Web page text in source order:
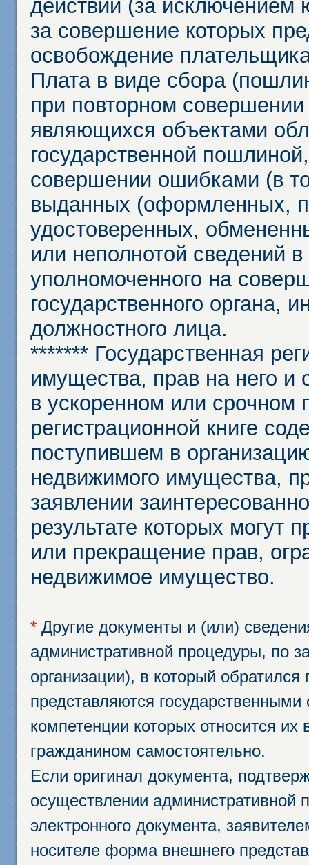
действий (за исключением
за совершение которых
освобождение
Плата в виде сбора
при повторном
являющихся объектами
государственной
совершении ошибками (в
выданных (оформленных,
удостоверенных,
или неполнотой сведений
уполномоченного на
государственного органа,
должностного лица.
******* Государственная
имущества, прав на него и
в ускоренном или срочном
регистрационной книге
поступившем в
недвижимого имущества,
заявлении
результате которых могут
или прекращение прав,
недвижимое имущество.
* Другие документы и (или)
административной процедуры, по
организации), в который
представляются
компетенции которых относится
гражданином самостоятельно.
Если оригинал документа,
осуществлении административной
электронного документа,
носителе форма внешнего